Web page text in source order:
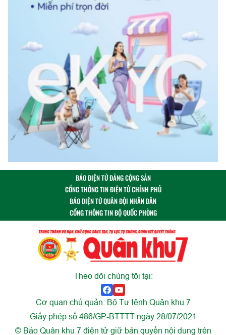
BÁO ĐIỆN TỬ ĐẢNG CỘNG SẢN
CỔNG THÔNG TIN ĐIỆN TỬ CHÍNH PHỦ
BÁO ĐIỆN TỬ QUÂN ĐỘI NHÂN DÂN
CỔNG THÔNG TIN BỘ QUỐC PHÒNG
Theo dõi chúng tôi tại:
Cơ quan chủ quản: Bộ Tư lệnh Quân khu 7
Giấy phép số 486/GP-BTTTT ngày 28/07/2021
© Báo Quân khu 7 điện tử giữ bản quyền nội dung trên